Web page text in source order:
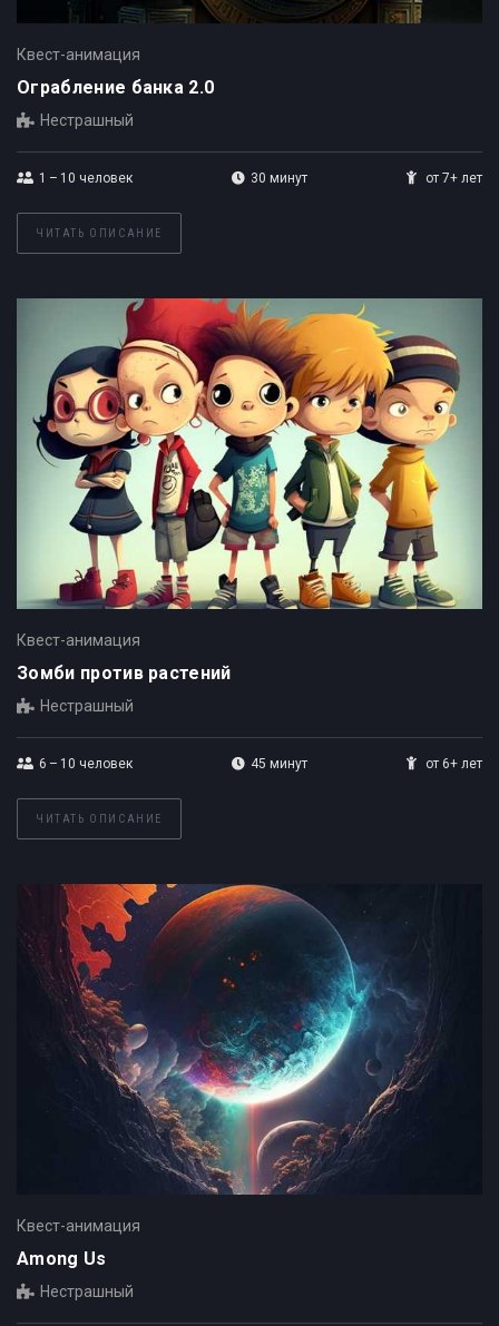
Квест-анимация
Ограбление банка 2.0
Нестрашный
1 – 10 человек 30 минут от 7+ лет
ЧИТАТЬ ОПИСАНИЕ
Квест-анимация
Зомби против растений
Нестрашный
6 – 10 человек 45 минут от 6+ лет
ЧИТАТЬ ОПИСАНИЕ
Квест-анимация
Among Us
Нестрашный